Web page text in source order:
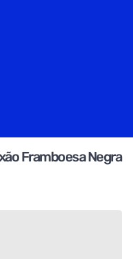
Framboesa Negra